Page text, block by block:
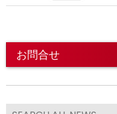
お問合せ